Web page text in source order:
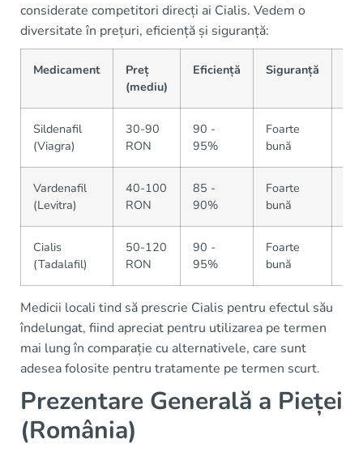
considerate competitori direcți ai Cialis. Vedem o
diversitate în prețuri, eficiență și siguranță:
Medicament
Preț
(mediu)
Eficiență Siguranță
Sildenafil
(Viagra)
30-90
RON
90 -
95%
Foarte
bună
Vardenafil
(Levitra)
40-100
RON
85 -
90%
Foarte
bună
Cialis
(Tadalafil)
50-120
RON
90 -
95%
Foarte
bună
Medicii locali tind să prescrie Cialis pentru efectul său
îndelungat, fiind apreciat pentru utilizarea pe termen
mai lung în comparație cu alternativele, care sunt
adesea folosite pentru tratamente pe termen scurt.
Prezentare Generală a Pieței
(România)